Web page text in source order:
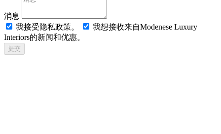
消息
我接受隐私政策。
我想接收来自Modenese Luxury
Interiors的新闻和优惠。
提交